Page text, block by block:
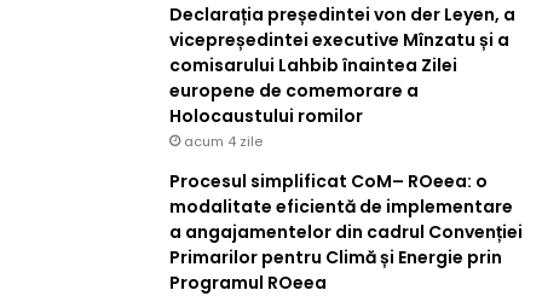
Declarația președintei von der Leyen, a
vicepreședintei executive Mînzatu și a
comisarului Lahbib înaintea Zilei
europene de comemorare a
Holocaustului romilor
acum 4 zile
Procesul simplificat CoM– ROeea: o
modalitate eficientă de implementare
a angajamentelor din cadrul Convenției
Primarilor pentru Climă și Energie prin
Programul ROeea